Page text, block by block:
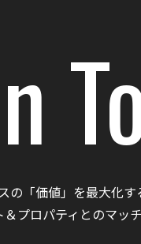
の「価値」を最大化す
プロパティとのマッ